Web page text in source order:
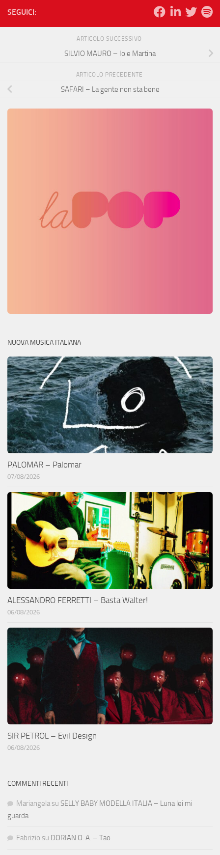
SEGUICI:
ARTICOLO SUCCESSIVO
SILVIO MAURO – Io e Martina
ARTICOLO PRECEDENTE
SAFARI – La gente non sta bene
NUOVA MUSICA ITALIANA
PALOMAR – Palomar
07/08/2026
ALESSANDRO FERRETTI – Basta Walter!
06/08/2026
SIR PETROL – Evil Design
06/08/2026
COMMENTI RECENTI
Mariangela su SELLY BABY MODELLA ITALIA – Luna lei mi
guarda
Fabrizio su DORIAN O. A. – Tao